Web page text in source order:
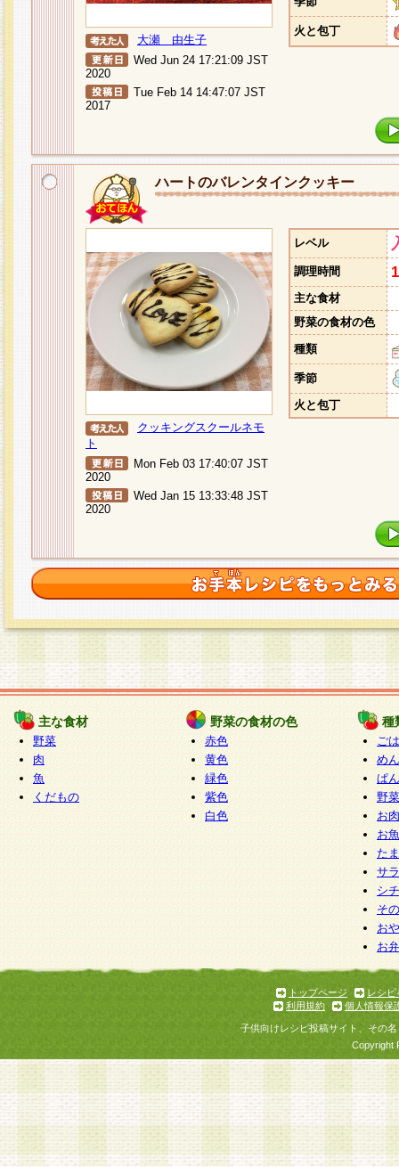
大瀬 由生子
Wed Jun 24 17:21:09 JST
2020
Tue Feb 14 14:47:07 JST
2017
火と包丁
ハートのバレンタインクッキー
クッキングスクールネモ
ト
Mon Feb 03 17:40:07 JST
2020
Wed Jan 15 13:33:48 JST
2020
レベル
調理時間
主な食材
野菜の食材の色
種類
季節
火と包丁
主な食材
野菜
肉
魚
くだもの
野菜の食材の色
赤色
黄色
緑色
紫色
白色
種
ご
めん
ぱん
野
お
お
た
サ
シ
そ
お
お
トップページ
レシピ
利用規約
個人情報保
子供向けレシピ投稿サイト、その
Copyright